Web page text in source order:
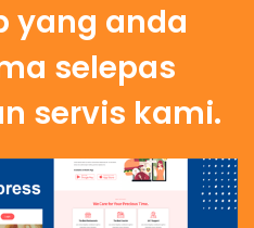
yang anda
selepas
servis kami.